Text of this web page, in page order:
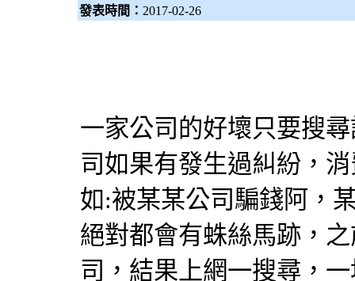
發表時間： 2017-02-26
一家公司的好壞只要搜
司如果有發生過糾紛，
如:被某某公司騙錢阿，
絕對都會有蛛絲馬跡，
司，結果上網一搜尋，